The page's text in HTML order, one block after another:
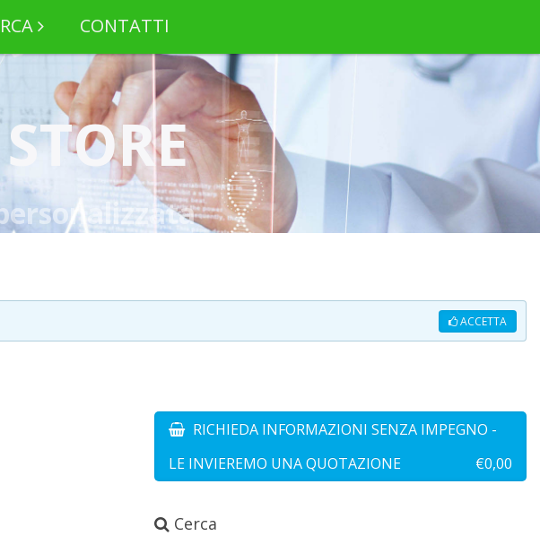
CONTATTI
ACCETTA
RICHIEDA INFORMAZIONI SENZA IMPEGNO -
LE INVIEREMO UNA QUOTAZIONE
€0,00
Cerca